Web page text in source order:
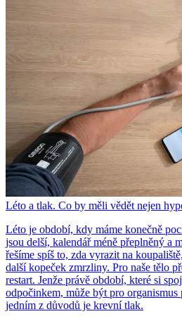
Léto a tlak. Co by měli vědět nejen
Léto je období, kdy máme konečně
jsou delší, kalendář méně přeplněný a
řešíme spíš to, zda vyrazit na
další kopeček zmrzliny. Pro naše tělo
restart. Jenže právě období, které si
odpočinkem, může být pro organismus
jedním z důvodů je krevní tlak.